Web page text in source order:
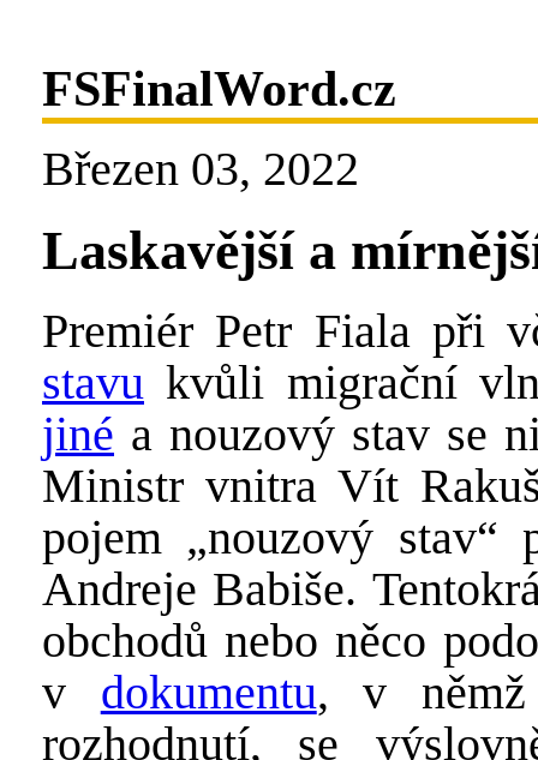
FSFinalWord.cz
Březen 03, 2022
Laskavější a
Premiér Petr Fiala při
stavu kvůli migrační
jiné a nouzový stav se
Ministr vnitra Vít
pojem „nouzový stav“
Andreje Babiše.
obchodů nebo něco
v dokumentu, v němž
rozhodnutí, se